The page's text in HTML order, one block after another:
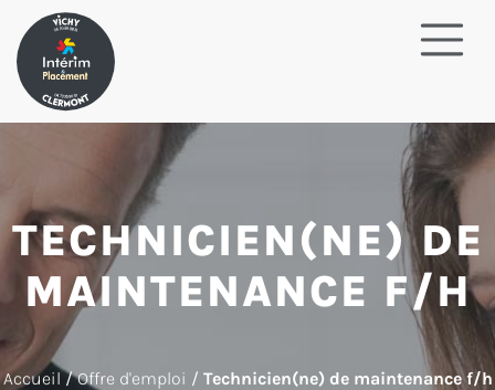
TECHNICIEN(NE) DE
MAINTENANCE F/H
Accueil/Offre d'emploi / Technicien(ne) de maintenance f/h